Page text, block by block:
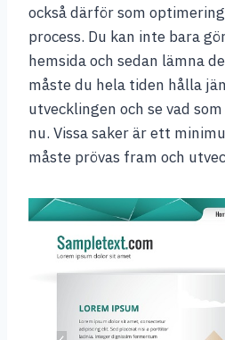
också därför som
process. Du kan inte bara
hemsida och sedan lämna
måste du hela tiden hålla
utvecklingen och se vad
nu. Vissa saker är ett
måste prövas fram och